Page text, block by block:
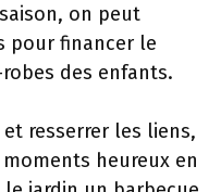
on peut
pour financer le
des enfants.
resserrer les liens,
heureux en